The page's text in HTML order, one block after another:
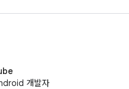
개발자